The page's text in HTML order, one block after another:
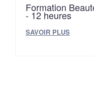
Formation
- 12 heures
SAVOIR PLUS